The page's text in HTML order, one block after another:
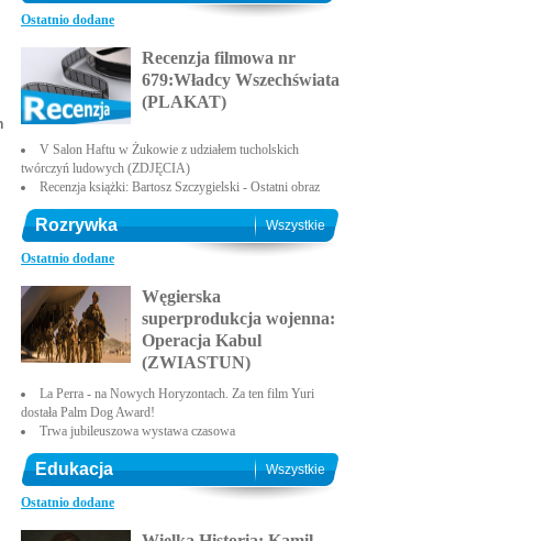
Ostatnio dodane
Recenzja filmowa nr
679:Władcy Wszechświata
(PLAKAT)
V Salon Haftu w Żukowie z udziałem tucholskich
twórczyń ludowych (ZDJĘCIA)
Recenzja książki: Bartosz Szczygielski - Ostatni obraz
Rozrywka Wszystkie
Ostatnio dodane
Węgierska
superprodukcja wojenna:
Operacja Kabul
(ZWIASTUN)
La Perra - na Nowych Horyzontach. Za ten film Yuri
dostała Palm Dog Award!
Trwa jubileuszowa wystawa czasowa
Edukacja Wszystkie
Ostatnio dodane